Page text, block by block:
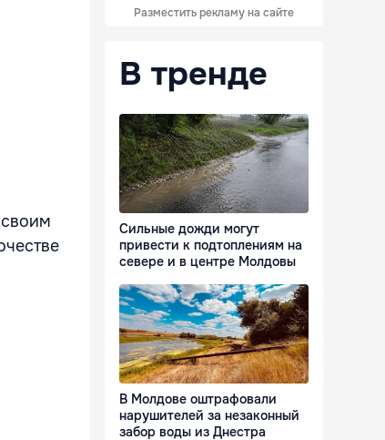
Разместить рекламу на сайте
В тренде
Сильные дожди могут
привести к подтоплениям на
севере и в центре Молдовы
В Молдове оштрафовали
нарушителей за незаконный
забор воды из Днестра